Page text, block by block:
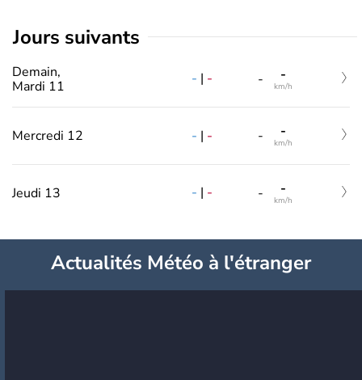
jours suivants
Demain,
Mardi 11
- | - - -
km/h
Mercredi 12 - | - - -
km/h
Jeudi 13 - | - - -
km/h
Actualités Météo à l'étranger